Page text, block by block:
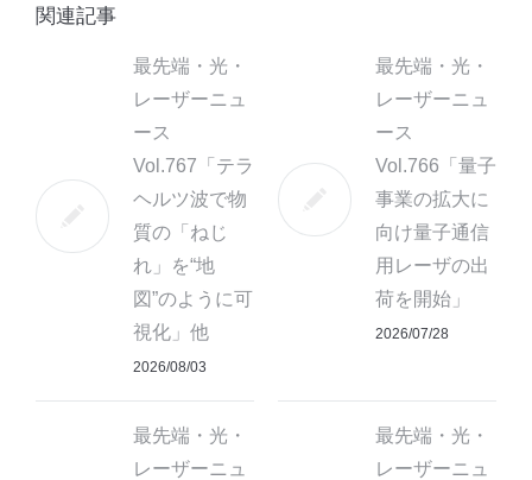
関連記事
最先端・光・
レーザーニュ
ース
Vol.767「テラ
ヘルツ波で物
質の「ねじ
れ」を“地
図”のように可
視化」他
2026/08/03
最先端・光・
レーザーニュ
ース
Vol.766「量子
事業の拡大に
向け量子通信
用レーザの出
荷を開始」
2026/07/28
最先端・光・
レーザーニュ
最先端・光・
レーザーニュ